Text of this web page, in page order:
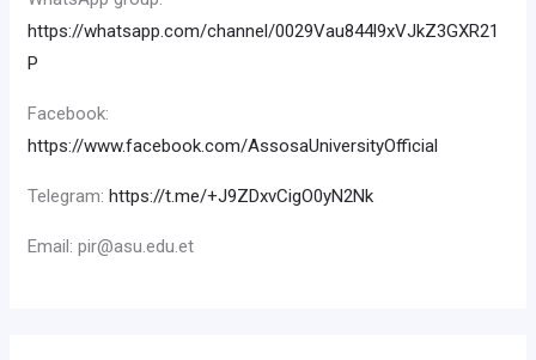
https://whatsapp.com/channel/0029Vau844l9xVJkZ3GXR21
P
‎Facebook:
https://www.facebook.com/AssosaUniversityOfficial
‎Telegram:https://t.me/+J9ZDxvCigO0yN2Nk
‎Email: pir@asu.edu.et